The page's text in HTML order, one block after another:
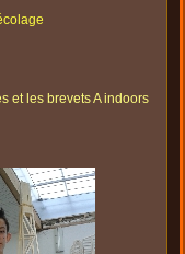
et les brevets A indoors